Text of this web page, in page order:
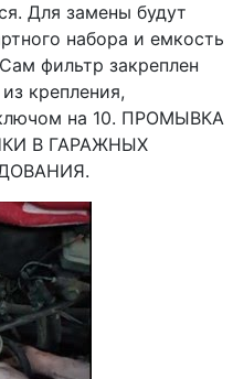
Для замены будут
набора и емкость
фильтр закреплен
крепления,
на 10. ПРОМЫВКА
В ГАРАЖНЫХ